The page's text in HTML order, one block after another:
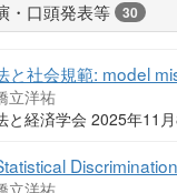
・口頭発表等 30
と社会規範: model
立洋祐
と経済学会 2025年11
立洋祐